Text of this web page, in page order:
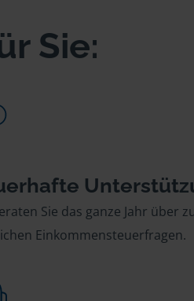
Sie:
Sie das ganze Jahr über zu
Einkommensteuerfragen.